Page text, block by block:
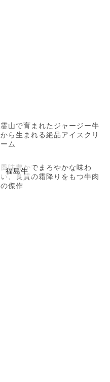
霊山で育まれたジャージー牛
から生まれる絶品アイスクリ
ーム
福島牛
風味豊かでまろやかな味わ
い、良質の霜降りをもつ牛肉
の傑作